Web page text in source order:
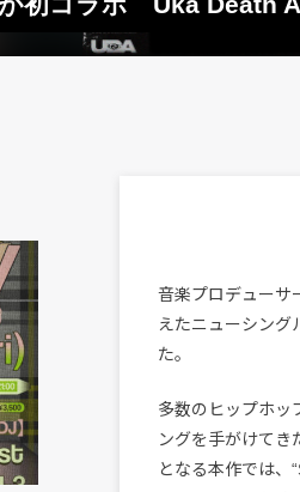
音楽プロデューサ
えたニューシング
た。
多数のヒップホッ
ングを手がけてき
となる本作では、